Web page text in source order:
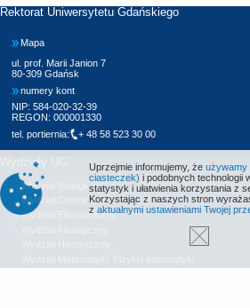
Rektorat Uniwersytetu Gdańskiego
Mapa
ul. prof. Marii Janion 7
80-309 Gdańsk
numery kont
NIP: 584-020-32-39
REGON: 000001330
tel. portiernia:
+ 48 58 523 30 00
Wydziały UG
Wydział Biologii
Wydział Chemii
Wydział Ekonomiczny
Uprzejmie informujemy, że używamy
ciasteczek) i podobnych technologii
statystyk i ułatwienia korzystania z
Korzystając z naszych stron
z aktualnymi ustawieniami Twojej